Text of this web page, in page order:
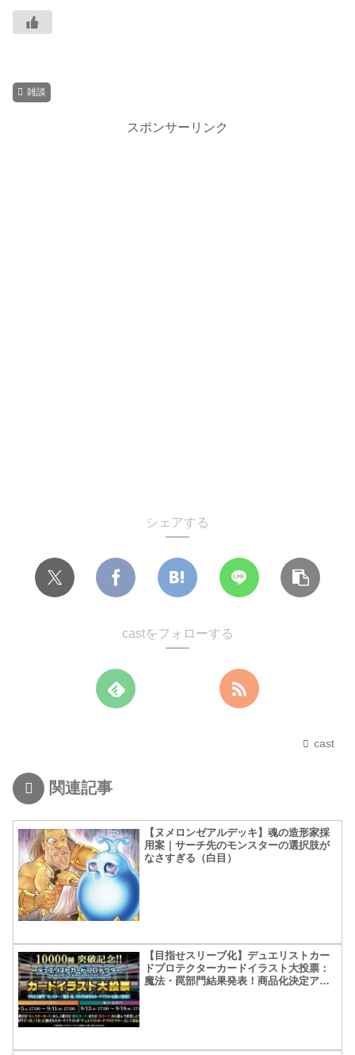
雑談
スポンサーリンク
シェアする
castをフォローする
cast
関連記事
【ヌメロンゼアルデッキ】魂の造形家採
用案｜サーチ先のモンスターの選択肢が
なさすぎる（白目）
【目指せスリーブ化】デュエリストカー
ドプロテクターカードイラスト大投票：
魔法・罠部門結果発表！商品化決定アイ